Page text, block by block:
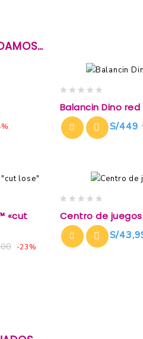
out
of
5
Balancin Dino red
S/449
«cut
-23%
out
of
5
Centro de
S/